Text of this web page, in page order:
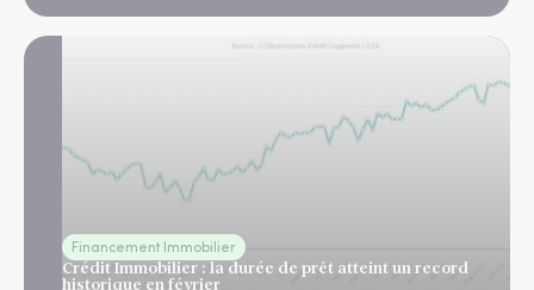
Financement Immobilier
Crédit Immobilier : la durée de prêt atteint un record
historique en février